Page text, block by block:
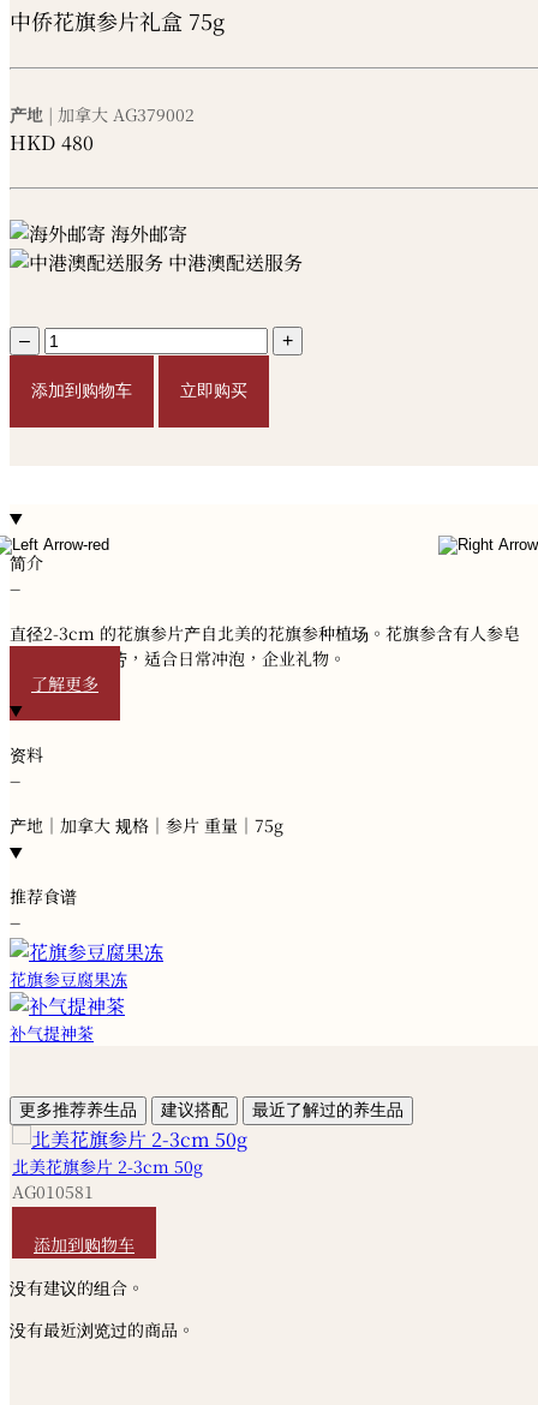
中侨花旗参片礼盒 75g
产地 | 加拿大 AG379002
HKD 480
海外邮寄
中港澳配送服务
– +
添加到购物车 立即购买
简介
−
直径2-3cm 的花旗参片产自北美的花旗参种植场。花旗参含有人参皂
甘，有助抗疲劳，适合日常冲泡，企业礼物。
了解更多
资料
−
产地｜加拿大 规格｜参片 重量｜75g
推荐食谱
−
花旗参豆腐果冻
补气提神茶
更多推荐养生品 建议搭配 最近了解过的养生品
北美花旗参片 2-3cm 50g
AG010581
添加到购物车
没有建议的组合。
没有最近浏览过的商品。